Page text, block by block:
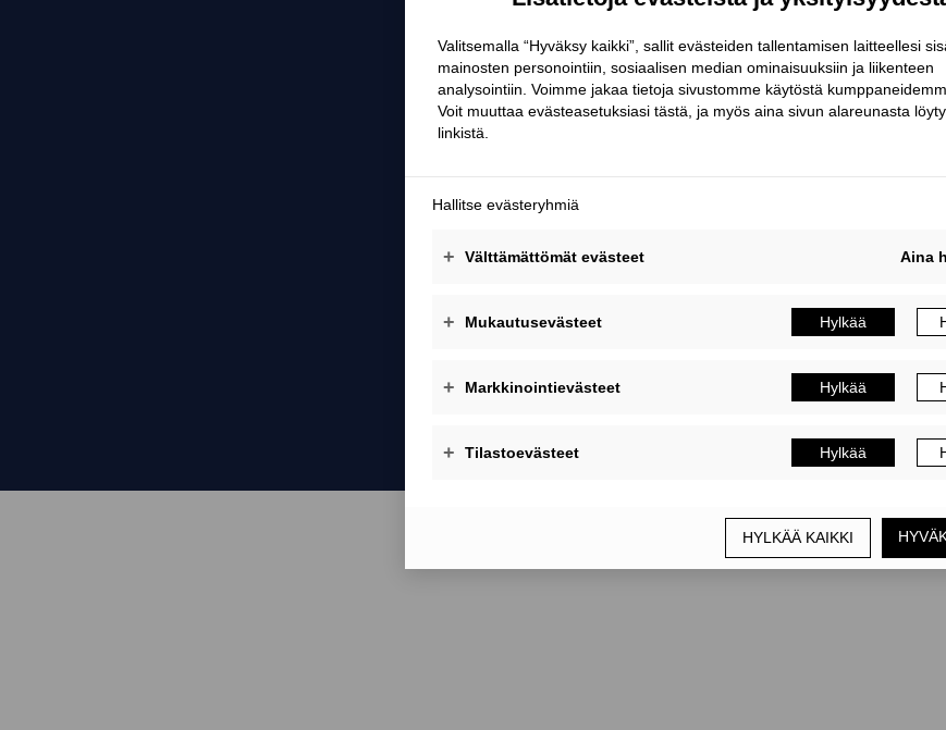
Laippakanta
• Korkea kannan läpivetolujuus
• Erillistä aluslaattaa ei tarvita